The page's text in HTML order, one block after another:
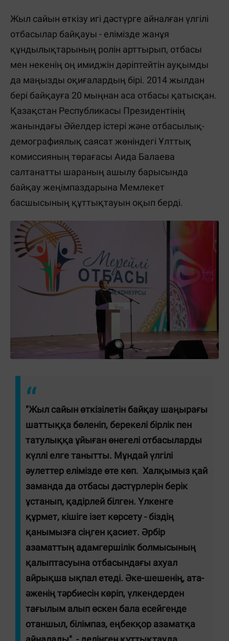
Жыл сайын өткізу игі дәстүрге айналған үлгілі
отбасылар байқауы - елімізде жанұя
құндылықтарының ролін арттырып, отбасы
мен некенің оң имиджін дәріптейтін ауқымды
да маңызды оқиғалардың бірі. 2014 жылдан
бері байқауға 20 мыңнан аса отбасы қатысқан.
Қазақстан Республикасы Президентінің
жанындағы Әйелдер істері және отбасылық-
демографиялық саясат жөніндегі Ұлттық
комиссияның төрағасы Аида Балаева
салтанатты шараның ашылу барысында
байқау жеңімпаздарына Мемлекет
басшысының құттықтауын оқып берді.
"Жыл сайын өткізілетін байқау шаңырағы
шаттыққа бөленіп, берекелі бірлік пен
татулыққа ұйыған өнегелі отбасыларды
күллі елге танытты. Мұндай үлгілі
әулеттер елімізде өте көп. Халқымыз қай
заманда да отбасы дәстүрлерін берік
ұстанып, қадірлей білген. Үлкенге
құрмет, кішіге ізет көрсету - біздің
қанымызға сіңген қасиет. Әрбір
азаматтың адамгершілік болмысының
қалыптасуына отбасындағы ахуал
айрықша ықпал етеді. Әке-шешенің, ата-
әженің тәрбиесін көріп, үлкендерден
тағылым алып өскен бала есейгенде
отаншыл, білімпаз, еңбекқор азаматқа